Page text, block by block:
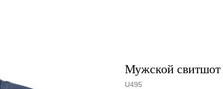
Мужской свитшот
U495